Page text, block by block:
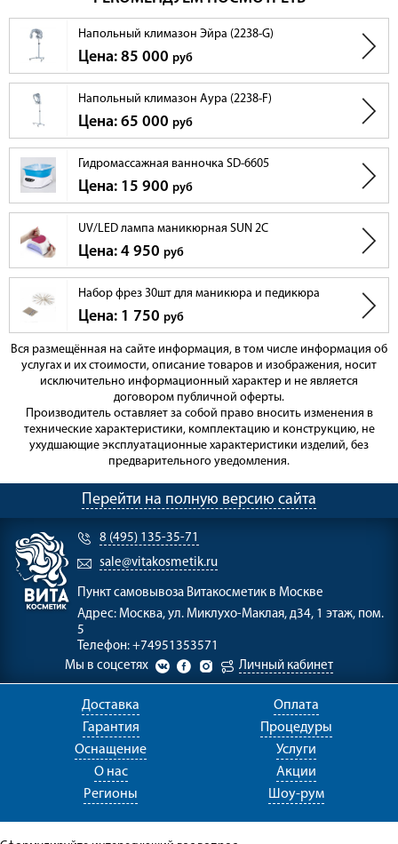
Напольный климазон Эйра (2238-G)
Цена: 85 000 руб
Напольный климазон Аура (2238-F)
Цена: 65 000 руб
Гидромассажная ванночка SD-6605
Цена: 15 900 руб
UV/LED лампа маникюрная SUN 2C
Цена: 4 950 руб
Набор фрез 30шт для маникюра и педикюра
Цена: 1 750 руб
Вся размещённая на сайте информация, в том числе информация об
услугах и их стоимости, описание товаров и изображения, носит
исключительно информационный характер и не является
договором публичной оферты.
Производитель оставляет за собой право вносить изменения в
технические характеристики, комплектацию и конструкцию, не
ухудшающие эксплуатационные характеристики изделий, без
предварительного уведомления.
Перейти на полную версию сайта
8 (495) 135-35-71
sale@vitakosmetik.ru
Пункт самовывоза Витакосметик в Москве
Адрес: Москва, ул. Миклухо-Маклая, д34, 1 этаж, пом.
5
Телефон: +74951353571
Мы в соцсетях
Личный кабинет
Доставка
Оплата
Гарантия
Процедуры
Оснащение
Услуги
О нас
Акции
Регионы
Шоу-рум